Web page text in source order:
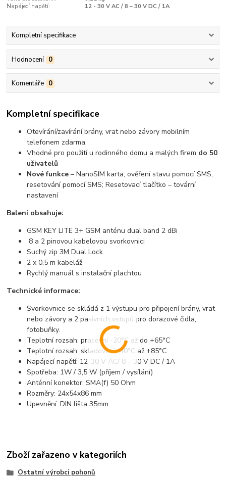
Napájecí napětí:
12 - 30 V AC / 8 – 30 V DC / 1A
Kompletní specifikace
Hodnocení 0
Komentáře 0
Kompletní specifikace
Otevírání/zavírání brány, vrat nebo závory mobilním
telefonem zdarma.
Vhodné pro použití u rodinného domu a malých firem do 50
uživatelů
Nové funkce – NanoSIM karta; ověření stavu pomocí SMS,
resetování pomocí SMS; Resetovací tlačítko – tovární
nastavení
Balení obsahuje:
GSM KEY LITE 3+ GSM anténu dual band 2 dBi
8 a 2 pinovou kabelovou svorkovnici
Suchý zip 3M Dual Lock
2 x 0,5 m kabeláž
Rychlý manuál s instalační plachtou
Technické informace:
Svorkovnice se skládá z 1 výstupu pro připojení brány, vrat
nebo závory a 2 pasivních vstupů pro dorazové čidla,
fotobuňky.
Teplotní rozsah: pracovní -20°C až do +65°C
Teplotní rozsah: skladovací -40°C až +85°C
Napájecí napětí: 12-30 V AC/ 8 – 30 V DC / 1A
Spotřeba: 1W / 3,5 W (příjem / vysílání)
Anténní konektor: SMA(f) 50 Ohm
Rozměry: 24x54x86 mm
Upevnění: DIN lišta 35mm
Zboží zařazeno v kategoriích
Ostatní výrobci pohonů